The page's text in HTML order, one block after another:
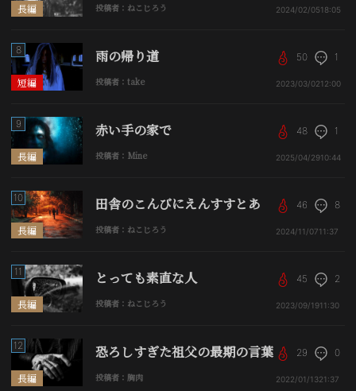
長編 投稿者：ねこじろう 2024/02/0518:05
短編
8 雨の帰り道
投稿者：take
50 1
2023/03/0212:00
長編
9 赤い手の家で
投稿者：Mine
48 1
2025/04/2910:44
長編
10 田舎のこんびにえんすすとあ
投稿者：ねこじろう
46 8
2024/11/0711:37
長編
11 とっても素直な人
投稿者：ねこじろう
45 2
2023/09/1911:30
長編
12 恐ろしすぎた祖父の最期の言葉
投稿者：胸肉
29 0
2022/01/1321:37